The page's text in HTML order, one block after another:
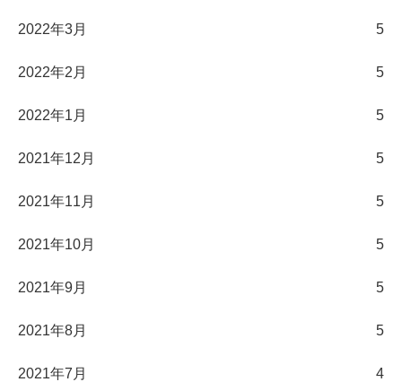
2022年3月 5
2022年2月 5
2022年1月 5
2021年12月 5
2021年11月 5
2021年10月 5
2021年9月 5
2021年8月 5
2021年7月 4